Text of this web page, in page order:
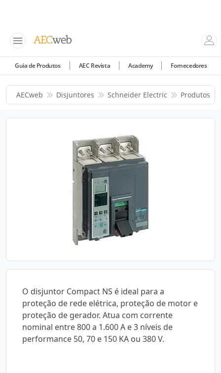
Guia de Produtos AEC Revista Academy Fornecedores
AECweb Disjuntores Schneider Electric Produtos
O disjuntor Compact NS é ideal para a
proteção de rede elétrica, proteção de motor e
proteção de gerador. Atua com corrente
nominal entre 800 a 1.600 A e 3 níveis de
performance 50, 70 e 150 KA ou 380 V.